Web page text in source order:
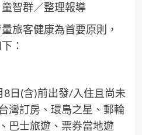
智群／整理報導
旅客健康為首要原則，
：
8日(含)前出發/入住且尚未
灣訂房、環島之星、郵輪
巴士旅遊、票券當地遊